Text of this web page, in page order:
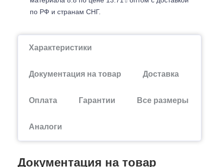
по РФ и странам СНГ.
Характеристики
Документация на товар Доставка
Оплата Гарантии Все размеры
Аналоги
Документация на товар